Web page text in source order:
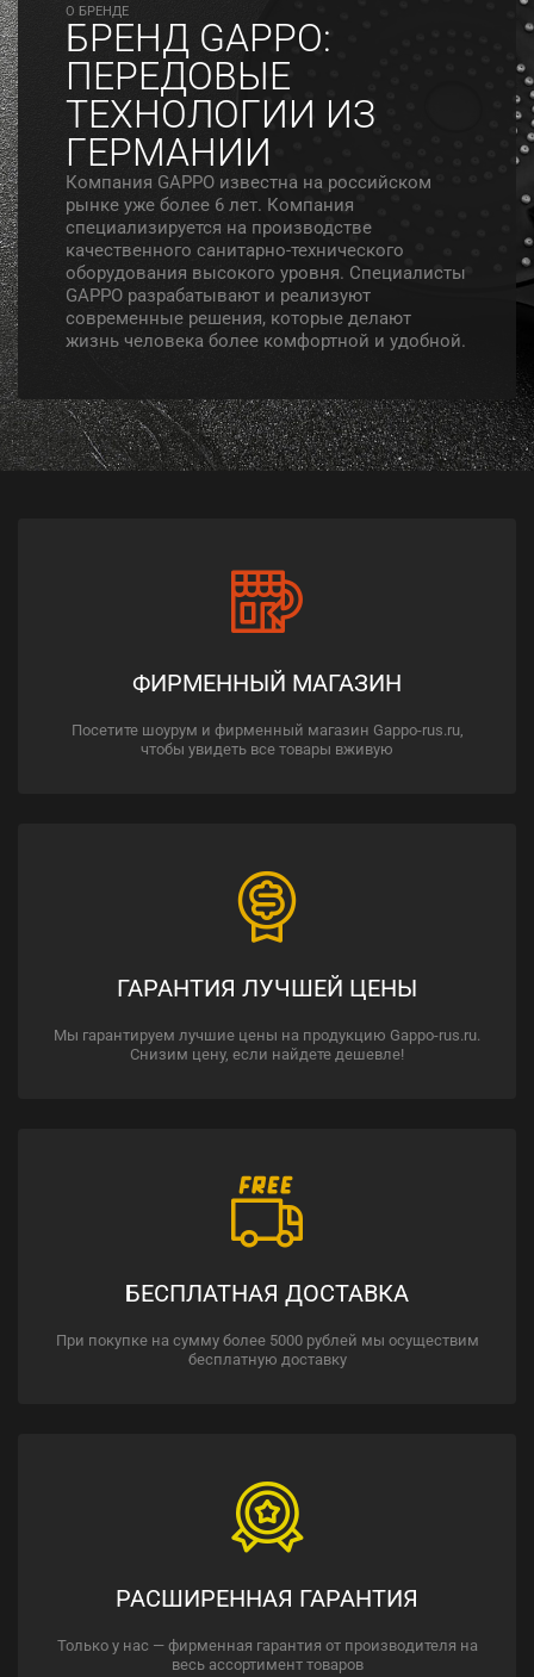
O БРЕНДЕ
БРЕНД GAPPO:
ПЕРЕДОВЫЕ
ТЕХНОЛОГИИ ИЗ
ГЕРМАНИИ
Компания GAPPO известна на российском
рынке уже более 6 лет. Компания
специализируется на производстве
качественного санитарно-технического
оборудования высокого уровня. Специалисты
GAPPO разрабатывают и реализуют
современные решения, которые делают
жизнь человека более комфортной и удобной.
ФИРМЕННЫЙ МАГАЗИН
Посетите шоурум и фирменный магазин Gappo-rus.ru,
чтобы увидеть все товары вживую
ГАРАНТИЯ ЛУЧШЕЙ ЦЕНЫ
Мы гарантируем лучшие цены на продукцию Gappo-rus.ru.
Снизим цену, если найдете дешевле!
БЕСПЛАТНАЯ ДОСТАВКА
При покупке на сумму более 5000 рублей мы осуществим
бесплатную доставку
РАСШИРЕННАЯ ГАРАНТИЯ
Только у нас — фирменная гарантия от производителя на
весь ассортимент товаров